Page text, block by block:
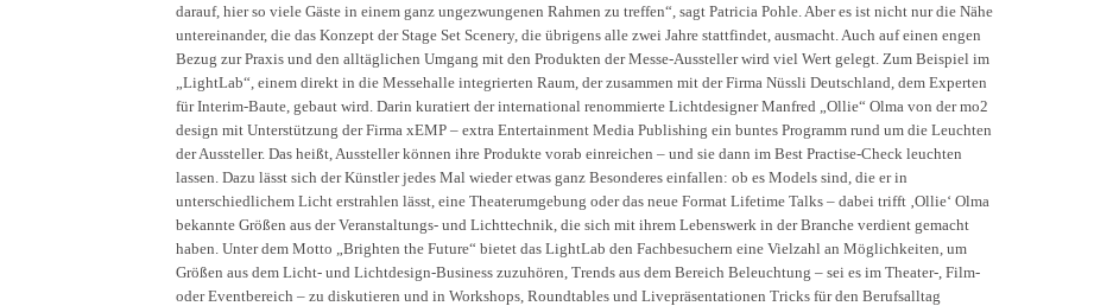
darauf, hier so viele Gäste in einem ganz ungezwungenen Rahmen zu treffen“, sagt Patricia Pohle. Aber es ist nicht nur die Nähe
untereinander, die das Konzept der Stage Set Scenery, die übrigens alle zwei Jahre stattfindet, ausmacht. Auch auf einen engen
Bezug zur Praxis und den alltäglichen Umgang mit den Produkten der Messe-Aussteller wird viel Wert gelegt. Zum Beispiel im
„LightLab“, einem direkt in die Messehalle integrierten Raum, der zusammen mit der Firma Nüssli Deutschland, dem Experten
für Interim-Baute, gebaut wird. Darin kuratiert der international renommierte Lichtdesigner Manfred „Ollie“ Olma von der mo2
design mit Unterstützung der Firma xEMP – extra Entertainment Media Publishing ein buntes Programm rund um die Leuchten
der Aussteller. Das heißt, Aussteller können ihre Produkte vorab einreichen – und sie dann im Best Practise-Check leuchten
lassen. Dazu lässt sich der Künstler jedes Mal wieder etwas ganz Besonderes einfallen: ob es Models sind, die er in
unterschiedlichem Licht erstrahlen lässt, eine Theaterumgebung oder das neue Format Lifetime Talks – dabei trifft ‚Ollie‘ Olma
bekannte Größen aus der Veranstaltungs- und Lichttechnik, die sich mit ihrem Lebenswerk in der Branche verdient gemacht
haben. Unter dem Motto „Brighten the Future“ bietet das LightLab den Fachbesuchern eine Vielzahl an Möglichkeiten, um
Größen aus dem Licht- und Lichtdesign-Business zuzuhören, Trends aus dem Bereich Beleuchtung – sei es im Theater-, Film-
oder Eventbereich – zu diskutieren und in Workshops, Roundtables und Livepräsentationen Tricks für den Berufsalltag